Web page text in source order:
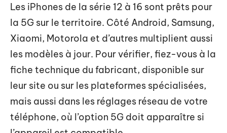
Les iPhones de la série 12 à 16 sont prêts pour
la 5G sur le territoire. Côté Android, Samsung,
Xiaomi, Motorola et d’autres multiplient aussi
les modèles à jour. Pour vérifier, fiez-vous à la
fiche technique du fabricant, disponible sur
leur site ou sur les plateformes spécialisées,
mais aussi dans les réglages réseau de votre
téléphone, où l’option 5G doit apparaître si